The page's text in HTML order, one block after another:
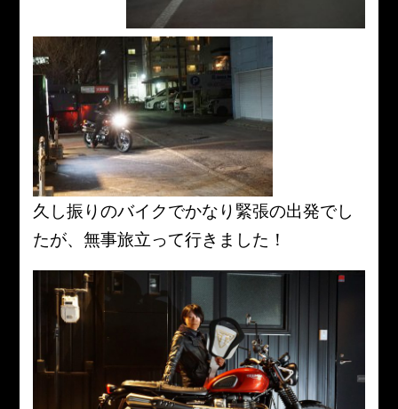
久し振りのバイクでかなり緊張の出発でし
たが、無事旅立って行きました！